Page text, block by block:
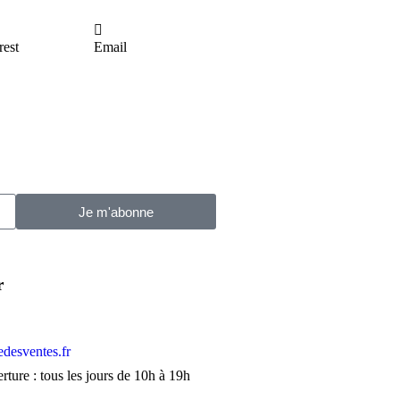
Email
Je m'abonne
: tous les jours de 10h à 19h